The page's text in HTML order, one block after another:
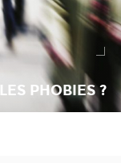
PHOBIES ?